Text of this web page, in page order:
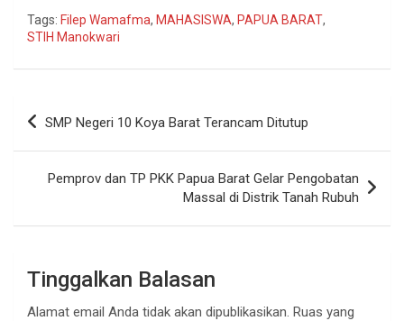
Tags: Filep Wamafma, MAHASISWA, PAPUA BARAT,
STIH Manokwari
Navigasi
pos
SMP Negeri 10 Koya Barat Terancam Ditutup
Pemprov dan TP PKK Papua Barat Gelar Pengobatan
Massal di Distrik Tanah Rubuh
Tinggalkan Balasan
Alamat email Anda tidak akan dipublikasikan. Ruas yang